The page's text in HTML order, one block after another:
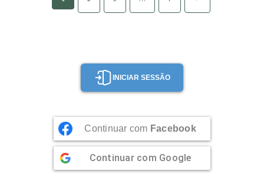
navigation
seguinte
INICIAR SESSÃO
Continuar com Facebook
Continuar com Google